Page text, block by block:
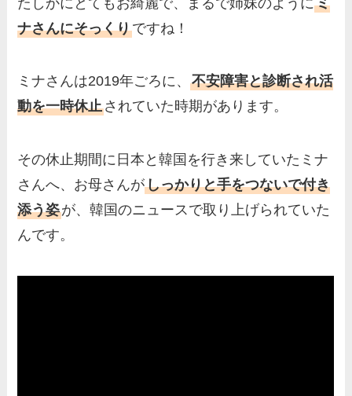
ナさんにそっくりですね！
ミナさんは2019年ごろに、不安障害と診断され活
動を一時休止されていた時期があります。
その休止期間に日本と韓国を行き来していたミナ
さんへ、お母さんがしっかりと手をつないで付き
添う姿が、韓国のニュースで取り上げられていた
んです。